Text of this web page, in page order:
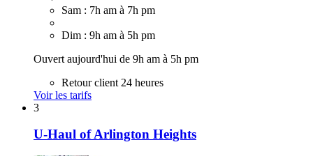
Sam : 7h am à 7h pm
Dim : 9h am à 5h pm
Ouvert aujourd'hui de 9h am à 5h pm
Retour client 24 heures
Voir les tarifs
3
U-Haul of Arlington Heights